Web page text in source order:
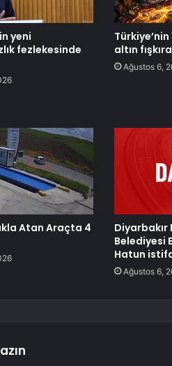
yeni
fezlekesinde
Türkiye’nin
altın
Ağustos 6,
Atan Araçta 4
Diyarbakır
Belediyesi
Hatun
Ağustos 6,